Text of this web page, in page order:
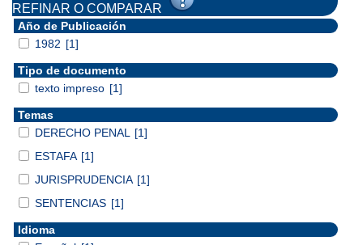
REFINAR O COMPARAR
Año de Publicación
1982 [1]
Tipo de documento
texto impreso [1]
Temas
DERECHO PENAL
[1]
ESTAFA [1]
JURISPRUDENCIA [1]
SENTENCIAS [1]
Idioma